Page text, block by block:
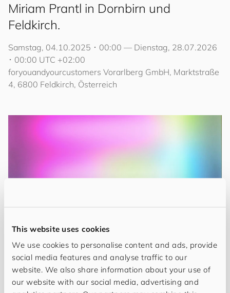
This website uses cookies
We use cookies to personalise content and ads, provide
social media features and analyse traffic to our
website. We also share information about your use of
our website with our social media, advertising and
Miriam Prantl in Dornbirn und
Feldkirch.
Samstag, 04.10.2025 ･ 00:00 — Dienstag, 28.07.2026
･ 00:00 UTC +02:00
foryouandyourcustomers Vorarlberg GmbH, Marktstraße
4, 6800 Feldkirch, Österreich
Wir freuen uns, Ihnen in der 92. Ausstellung bei
foryouandyour cus tomers,Werke vonMiriam